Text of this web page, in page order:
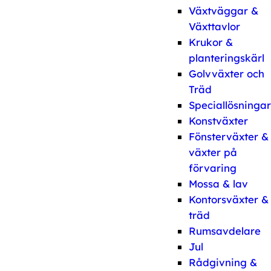
Växtväggar &
Växttavlor
Krukor &
planteringskärl
Golvväxter och
Träd
Speciallösningar
Konstväxter
Fönsterväxter &
växter på
förvaring
Mossa & lav
Kontorsväxter &
träd
Rumsavdelare
Jul
Rådgivning &